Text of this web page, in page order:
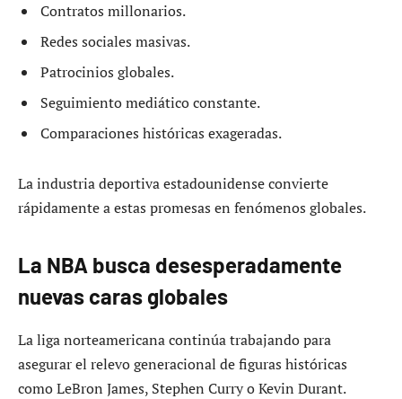
Contratos millonarios.
Redes sociales masivas.
Patrocinios globales.
Seguimiento mediático constante.
Comparaciones históricas exageradas.
La industria deportiva estadounidense convierte
rápidamente a estas promesas en fenómenos globales.
La NBA busca desesperadamente
nuevas caras globales
La liga norteamericana continúa trabajando para
asegurar el relevo generacional de figuras históricas
como LeBron James, Stephen Curry o Kevin Durant.